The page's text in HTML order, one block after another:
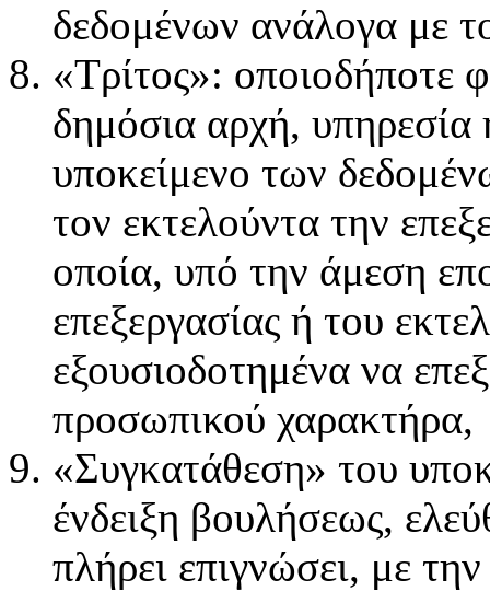
δεδομένων ανάλογα με
«Τρίτος»: οποιοδήποτε
δημόσια αρχή, υπηρεσία
υποκείμενο των
τον εκτελούντα την
οποία, υπό την άμεση
επεξεργασίας ή του
εξουσιοδοτημένα να
προσωπικού χαρακτήρα,
«Συγκατάθεση» του
ένδειξη βουλήσεως,
πλήρει επιγνώσει, με